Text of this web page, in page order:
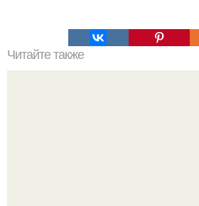
Читайте также